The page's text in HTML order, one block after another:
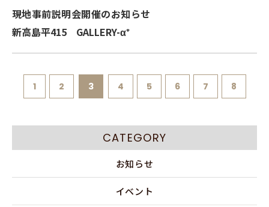
現地事前説明会開催のお知らせ
新高島平415 GALLERY-α⁺
1 2 3 4 5 6 7 8
CATEGORY
お知らせ
イベント